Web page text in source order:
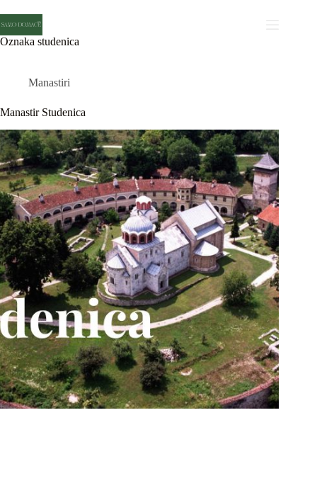
to
content
Oznaka studenica
Manastiri
Manastir Studenica